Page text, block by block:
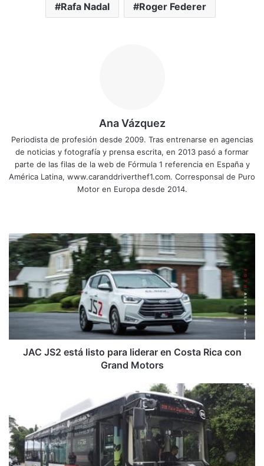
Rafa Nadal Roger Federer
Ana Vázquez
Periodista de profesión desde 2009. Tras entrenarse en agencias
de noticias y fotografía y prensa escrita, en 2013 pasó a formar
parte de las filas de la web de Fórmula 1 referencia en España y
América Latina, www.caranddriverthef1.com. Corresponsal de Puro
Motor en Europa desde 2014.
JAC
JS2
está
listo
para
liderar
en
Rica
JAC JS2 está listo para liderar en Costa Rica con
Grand Motors
1000
buses
se
han
sumado